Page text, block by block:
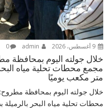
9 أغسطس، 2026 0
خلال جولته اليوم بمحافظة
متر مكعب يوميًا
خلال جولته اليوم بمحافظة
محطات تحلية مياه البحر بالرميلة